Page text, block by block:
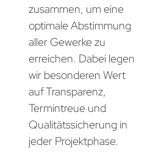
zusammen, um eine
optimale Abstimmung
aller Gewerke zu
erreichen. Dabei legen
wir besonderen Wert
auf Transparenz,
Termintreue und
Qualitätssicherung in
jeder Projektphase.